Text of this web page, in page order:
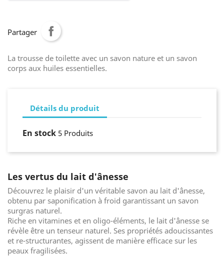
Partager
La trousse de toilette avec un savon nature et un savon
corps aux huiles essentielles.
Détails du produit
En stock 5 Produits
Les vertus du lait d'ânesse
Découvrez le plaisir d'un véritable savon au lait d'ânesse,
obtenu par saponification à froid garantissant un savon
surgras naturel.
Riche en vitamines et en oligo-éléments, le lait d'ânesse se
révèle être un tenseur naturel. Ses propriétés adoucissantes
et re-structurantes, agissent de manière efficace sur les
peaux fragilisées.